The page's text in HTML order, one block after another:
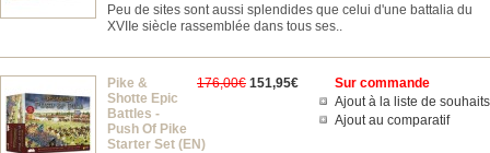
Peu de sites sont aussi splendides que celui d'une battalia du
XVIIe siècle rassemblée dans tous ses..
Sur commande
Ajout à la liste de souhaits
Ajout au comparatif
176,00€ 151,95€
Pike &
Shotte Epic
Battles -
Push Of Pike
Starter Set (EN)